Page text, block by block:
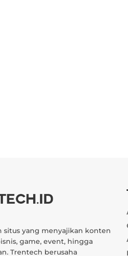
situs yang menyajikan konten
game, event, hingga
Trentech berusaha